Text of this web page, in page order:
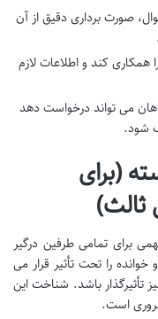
صورت برداری دقیق از آن
همکاری کند و اطلاعات لازم
می تواند درخواست دهد
شود.
(برای
برای تمامی طرفین درگیر
را تحت تأثیر قرار می
تأثیرگذار باشد. شناخت این
است.